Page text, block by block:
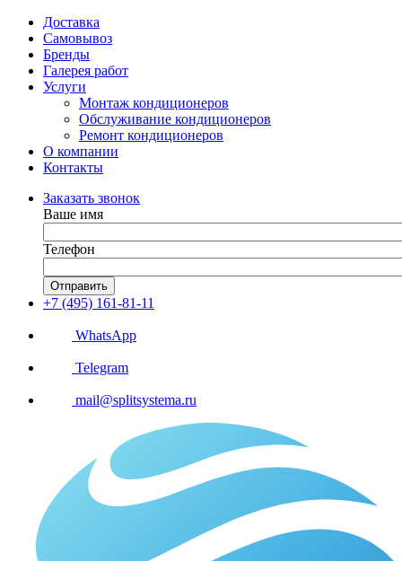
Доставка
Самовывоз
Бренды
Галерея работ
Услуги
Монтаж кондиционеров
Обслуживание кондиционеров
Ремонт кондиционеров
О компании
Контакты
Заказать звонок
Ваше имя
Телефон
Отправить
+7 (495) 161-81-11
WhatsApp
Telegram
mail@splitsystema.ru